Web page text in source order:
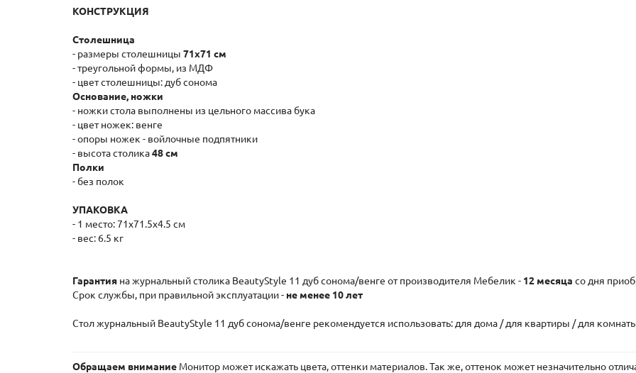
КОНСТРУКЦИЯ
Столешница
- размеры столешницы 71x71 см
- треугольной формы, из МДФ
- цвет столешницы: дуб сонома
Основание, ножки
- ножки стола выполнены из цельного массива бука
- цвет ножек: венге
- опоры ножек - войлочные подпятники
- высота столика48 см
Полки
- без полок
УПАКОВКА
- 1 место: 71x71.5x4.5 см
- вес: 6.5 кг
Гарантия на журнальный столика BeautyStyle 11 дуб сонома/венге от производителя Мебелик - 12 месяца со дня
Срок службы, при правильной эксплуатации - не менее 10 лет
Стол журнальный BeautyStyle 11 дуб сонома/венге рекомендуется использовать: для дома / для квартиры / для
Обращаем внимание Монитор может искажать цвета, оттенки материалов. Так же, оттенок может незначительно